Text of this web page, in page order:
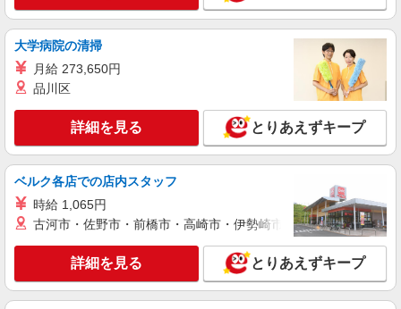
大学病院の清掃
月給 273,650円
品川区
詳細を見る とりあえずキープ
ベルク各店での店内スタッフ
時給 1,065円
古河市・佐野市・前橋市・高崎市・伊勢崎市・太田市・館林市
詳細を見る とりあえずキープ